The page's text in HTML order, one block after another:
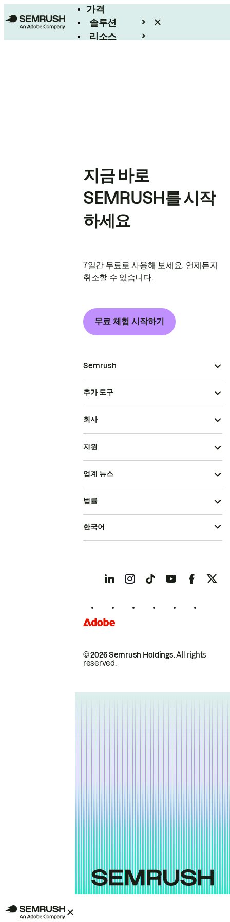
가격
솔루션
리소스
지금 바로
SEMRUSH를 시작
하세요
7일간 무료로 사용해 보세요. 언제든지
취소할 수 있습니다.
무료 체험 시작하기
Semrush
추가 도구
회사
지원
업계 뉴스
© 2026 Semrush Holdings.All rights
reserved.
법률
한국어